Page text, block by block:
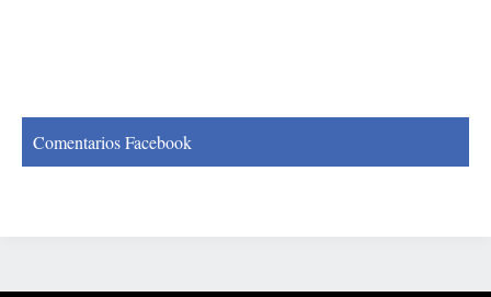
Comentarios Facebook